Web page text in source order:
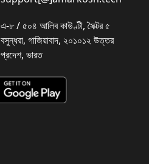
এ-৮ / ৫০৪ আলিব কাউণ্টী, সৈক্টর ৫
বসুন্ধরা, গাজিয়াবাদ, ২০১০১২ উত্তর
প্রদেশ, ভারত